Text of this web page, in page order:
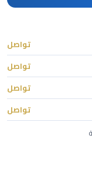
تواصل
تواصل
تواصل
تواصل